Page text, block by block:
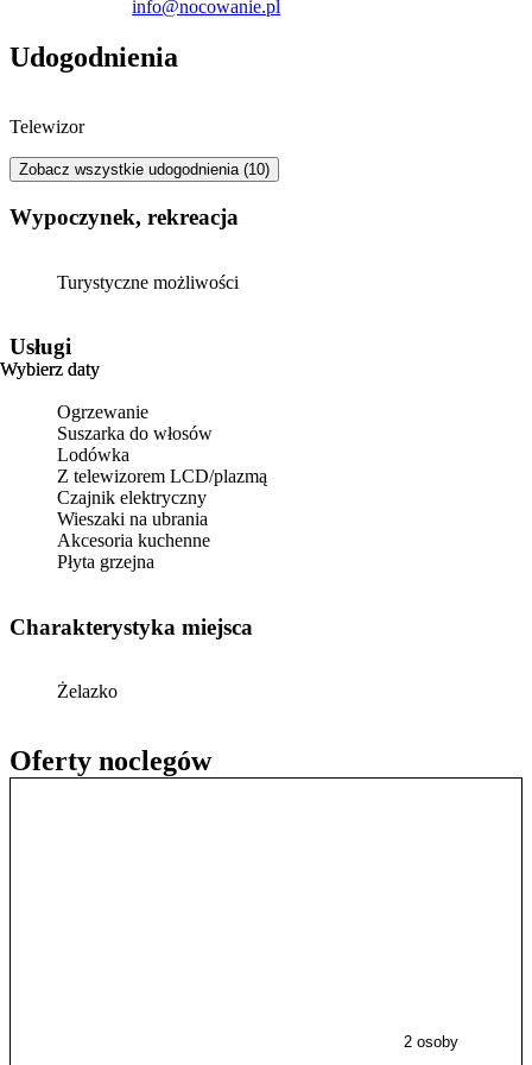
info@nocowanie.pl
Wybierz daty
Oferty noclegów
Wybierz daty
2 osoby
Udogodnienia
Telewizor
Zobacz wszystkie udogodnienia (10)
Wypoczynek, rekreacja
Turystyczne możliwości
Usługi
Ogrzewanie
Suszarka do włosów
Lodówka
Z telewizorem LCD/plazmą
Czajnik elektryczny
Wieszaki na ubrania
Akcesoria kuchenne
Płyta grzejna
Charakterystyka miejsca
Żelazko